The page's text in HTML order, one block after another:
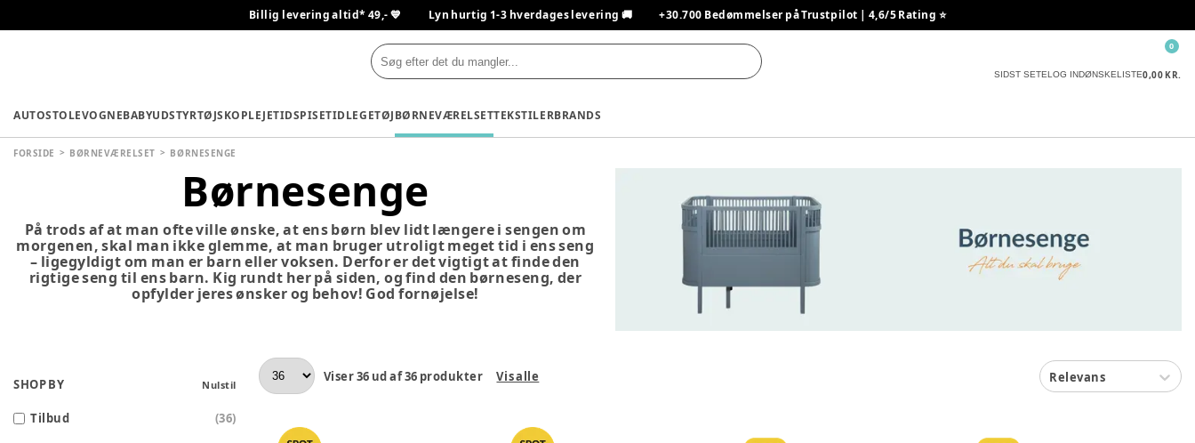
Billig levering altid* 49,- 💙 Lyn hurtig 1-3 hverdages levering 🚚 +30.700 Bedømmelser på Trustpilot | 4,6/5 Rating ⭐️
SIDST SETELOG INDØNSKELISTE0,00 KR.
0
AUTOSTOLEVOGNEBABYUDSTYRTØJSKOPLEJETIDSPISETIDLEGETØJBØRNEVÆRELSETTEKSTILERBRANDS
FORSIDE BØRNEVÆRELSET BØRNESENGE
Børnesenge
På trods af at man ofte ville ønske, at ens børn blev lidt længere i sengen om
morgenen, skal man ikke glemme, at man bruger utroligt meget tid i ens seng
– ligegyldigt om man er barn eller voksen. Derfor er det vigtigt at finde den
rigtige seng til ens barn. Kig rundt her på siden, og find den børneseng, der
opfylder jeres ønsker og behov! God fornøjelse!
SHOP BY Nulstil
Tilbud (36)
Viser36 ud af36 produkter Vis alle Relevans